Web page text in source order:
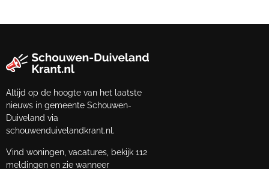
Altijd op de hoogte van het laatste
nieuws in gemeente Schouwen-
Duiveland via
schouwenduivelandkrant.nl.
Vind woningen, vacatures, bekijk 112
meldingen en zie wanneer